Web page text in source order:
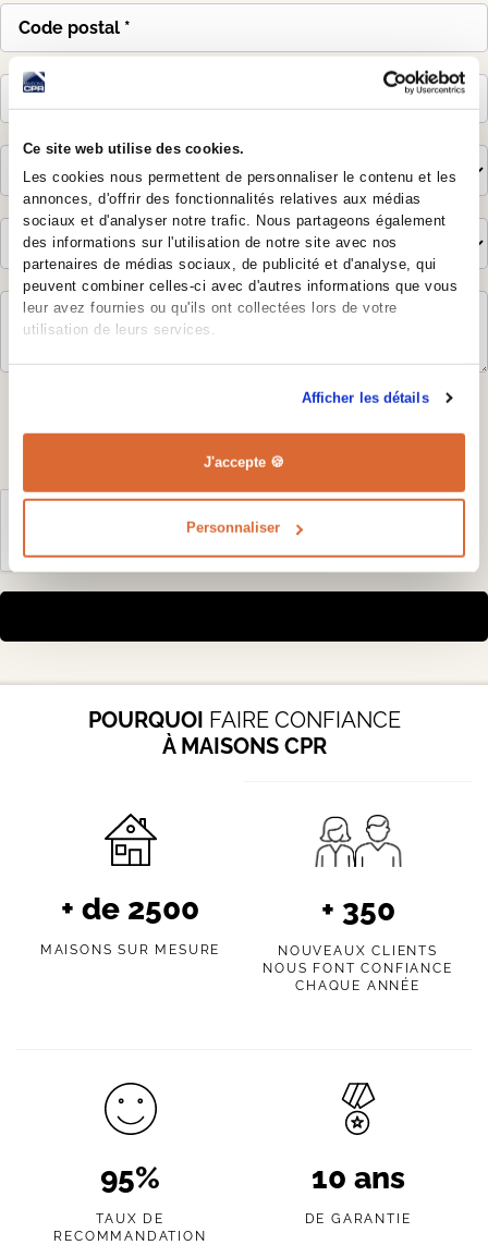
Ce site web utilise des cookies.
Les cookies nous permettent de personnaliser le contenu et les
annonces, d'offrir des fonctionnalités relatives aux médias
sociaux et d'analyser notre trafic. Nous partageons également
des informations sur l'utilisation de notre site avec nos
partenaires de médias sociaux, de publicité et d'analyse, qui
peuvent combiner celles-ci avec d'autres informations que vous
leur avez fournies ou qu'ils ont collectées lors de votre
utilisation de leurs services.
Afficher les détails
J'accepte 🍪
Personnaliser
confidentialité appliquées au stockage de mon adresse
POURQUOI FAIRE CONFIANCE
À MAISONS CPR
+ de 2500
MAISONS SUR MESURE
+ 350
NOUVEAUX CLIENTS
NOUS FONT CONFIANCE
CHAQUE ANNÉE
95%
TAUX DE
RECOMMANDATION
10 ans
DE GARANTIE